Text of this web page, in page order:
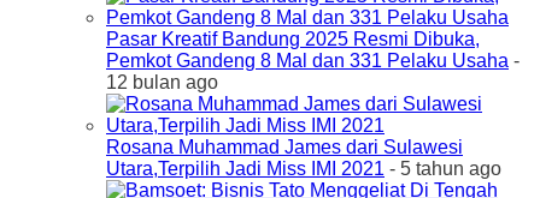
Pasar Kreatif Bandung 2025 Resmi Dibuka,
Pemkot Gandeng 8 Mal dan 331 Pelaku Usaha -
12 bulan ago
Rosana Muhammad James dari Sulawesi
Utara,Terpilih Jadi Miss IMI 2021 - 5 tahun ago